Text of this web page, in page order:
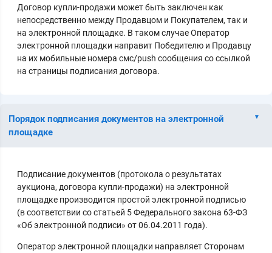
Договор купли-продажи может быть заключен как
непосредственно между Продавцом и Покупателем, так и
на электронной площадке. В таком случае Оператор
электронной площадки направит Победителю и Продавцу
на их мобильные номера смс/push сообщения со ссылкой
на страницы подписания договора.
Порядок подписания документов на электронной
площадке
Подписание документов (протокола о результатах
аукциона, договора купли-продажи) на электронной
площадке производится простой электронной подписью
(в соответствии со статьей 5 Федерального закона 63-ФЗ
«Об электронной подписи» от 06.04.2011 года).
Оператор электронной площадки направляет Сторонам